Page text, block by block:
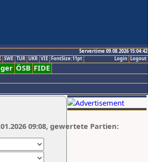
Servertime 09.08.2026 15:04:42
Logout
Login
SWE TUR UKR VIE FontSize:11pt
ÖSB FIDE
09:08, gewertete Partien: